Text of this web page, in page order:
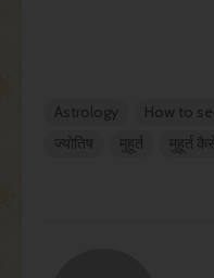
Astrology How to
ज्योतिष
मुहूर्त मुहूर्त